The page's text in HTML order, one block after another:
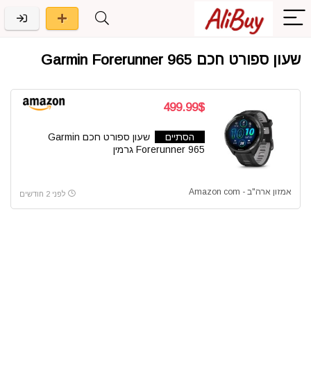
שעון ספורט חכם Garmin Forerunner 965
499.99$
הסתיים
שעון ספורט חכם Garmin
Forerunner 965 גרמין
אמזון ארה"ב - Amazon com לפני 2 חודשים